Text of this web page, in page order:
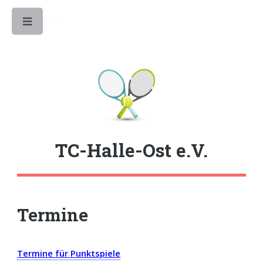
TC-Halle-Ost e.V.
Termine
Termine für Punktspiele